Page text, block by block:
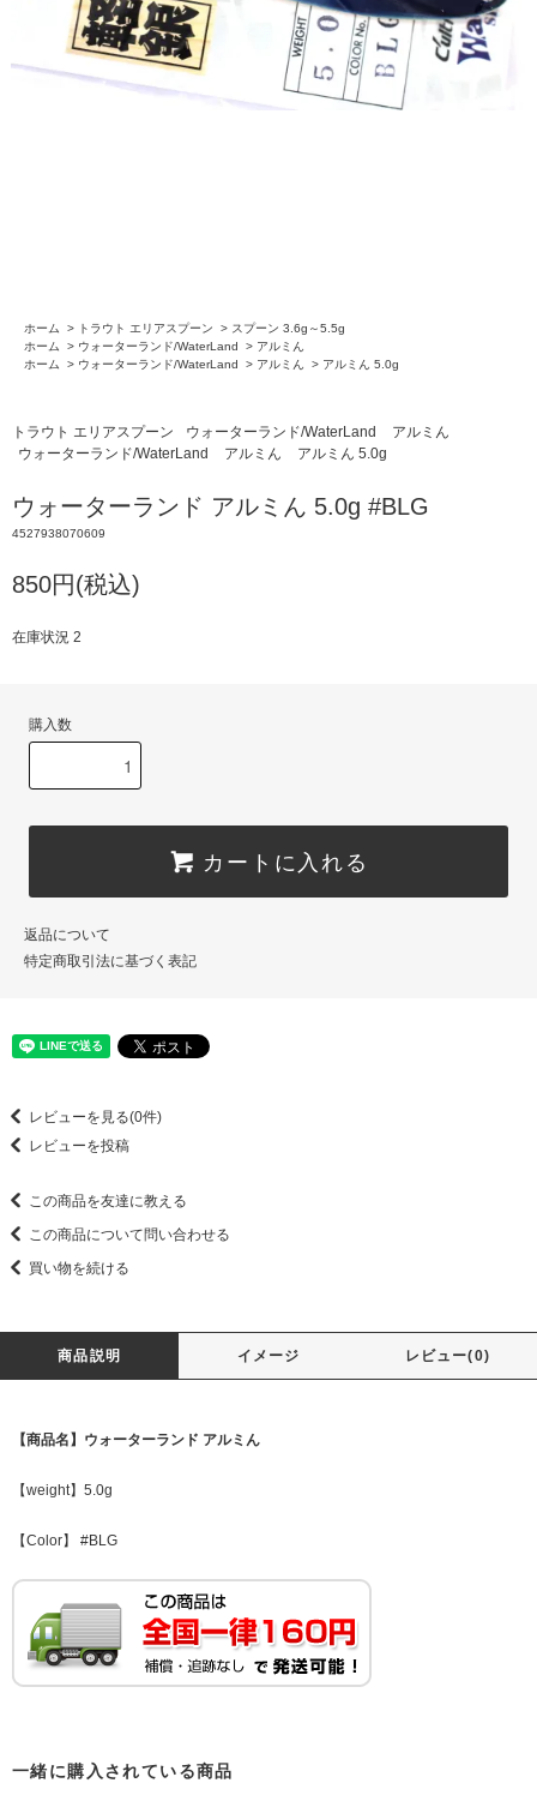
ホーム > トラウト エリアスプーン > スプーン 3.6g～5.5g
ホーム
> ウォーターランド/WaterLand > アルミん
ホーム
> ウォーターランド/WaterLand > アルミん > アルミん 5.0g
トラウト エリアスプーン ウォーターランド/WaterLand
アルミん
ウォーターランド/WaterLand
アルミん アルミん 5.0g
ウォーターランド アルミん 5.0g #BLG
4527938070609
850円(税込)
在庫状況 2
購入数
カートに入れる
返品について
特定商取引法に基づく表記
レビューを見る(0件)
レビューを投稿
この商品を友達に教える
この商品について問い合わせる
買い物を続ける
商品説明 イメージ レビュー(0)
【商品名】ウォーターランド アルミん
【weight】5.0g
【Color】 #BLG
一緒に購入されている商品